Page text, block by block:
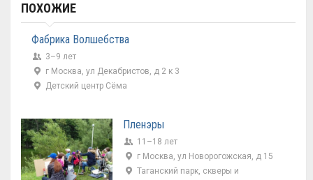
ПОХОЖИЕ
Фабрика Волшебства
3–9 лет
г Москва, ул Декабристов, д 2 к 3
Детский центр Сёма
Пленэры
11–18 лет
г Москва, ул Новорогожская, д 15
Таганский парк, скверы и